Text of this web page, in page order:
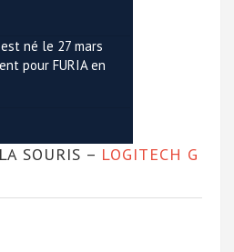
né le 27 mars
pour FURIA en
SOURIS – LOGITECH G